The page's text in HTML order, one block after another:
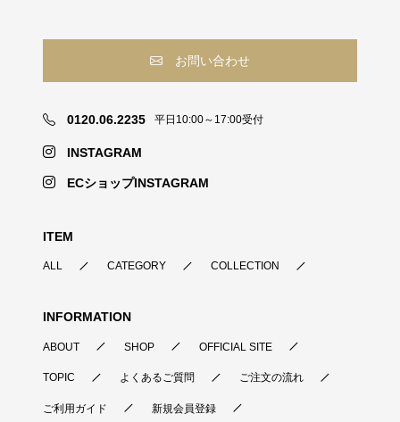
お問い合わせ
0120.06.2235 平日10:00～17:00受付
INSTAGRAM
ECショップINSTAGRAM
ITEM
ALL CATEGORY COLLECTION
INFORMATION
ABOUT SHOP OFFICIAL SITE
TOPIC よくあるご質問 ご注文の流れ
ご利用ガイド 新規会員登録